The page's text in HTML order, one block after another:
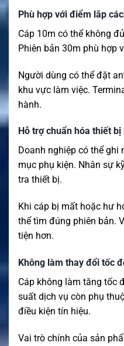
Phù hợp với điểm lắp
Cáp 10m có thể không
Phiên bản 30m phù hợp
Người dùng có thể đặt
khu vực làm việc.
hành.
Hỗ trợ chuẩn hóa thiết
Doanh nghiệp có thể ghi
mục phụ kiện. Nhân sự
tra thiết bị.
Khi cáp bị mất hoặc hư
thể tìm đúng phiên bản.
tiện hơn.
Không làm thay đổi tốc
Cáp không làm tăng tốc
suất dịch vụ còn phụ
điều kiện tín hiệu.
Vai trò chính của sản